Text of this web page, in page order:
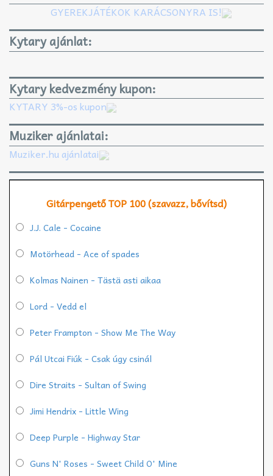
GYEREKJÁTÉKOK KARÁCSONYRA IS!
Kytary ajánlat:
Kytary kedvezmény kupon:
KYTARY 3%-os kupon
Muziker ajánlatai:
Muziker.hu ajánlatai
Gitárpengető TOP 100 (szavazz, bővítsd)
J.J. Cale - Cocaine
Motörhead - Ace of spades
Kolmas Nainen - Tästä asti aikaa
Lord - Vedd el
Peter Frampton - Show Me The Way
Pál Utcai Fiúk - Csak úgy csinál
Dire Straits - Sultan of Swing
Jimi Hendrix - Little Wing
Deep Purple - Highway Star
Guns N' Roses - Sweet Child O' Mine